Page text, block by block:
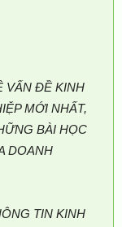
VẤN ĐỀ KINH
MỚI NHẤT,
BÀI HỌC
DOANH
TIN KINH